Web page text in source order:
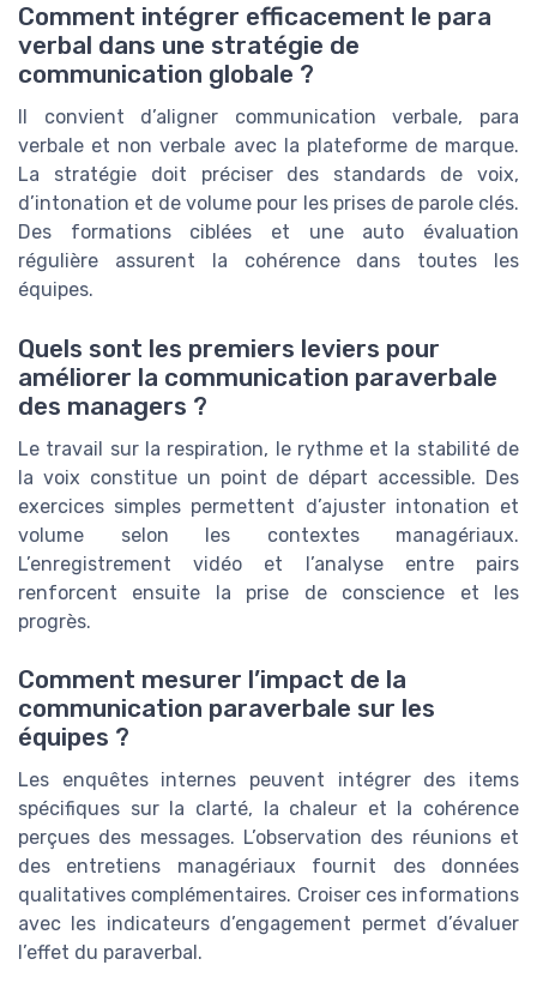
Comment intégrer efficacement le para
verbal dans une stratégie de
communication globale ?
Il convient d’aligner communication verbale, para
verbale et non verbale avec la plateforme de marque.
La stratégie doit préciser des standards de voix,
d’intonation et de volume pour les prises de parole clés.
Des formations ciblées et une auto évaluation
régulière assurent la cohérence dans toutes les
équipes.
Quels sont les premiers leviers pour
améliorer la communication paraverbale
des managers ?
Le travail sur la respiration, le rythme et la stabilité de
la voix constitue un point de départ accessible. Des
exercices simples permettent d’ajuster intonation et
volume selon les contextes managériaux.
L’enregistrement vidéo et l’analyse entre pairs
renforcent ensuite la prise de conscience et les
progrès.
Comment mesurer l’impact de la
communication paraverbale sur les
équipes ?
Les enquêtes internes peuvent intégrer des items
spécifiques sur la clarté, la chaleur et la cohérence
perçues des messages. L’observation des réunions et
des entretiens managériaux fournit des données
qualitatives complémentaires. Croiser ces informations
avec les indicateurs d’engagement permet d’évaluer
l’effet du paraverbal.